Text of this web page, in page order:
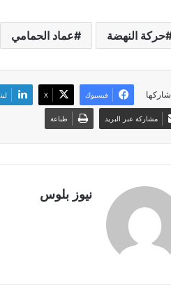
حركة النهضة عماد الحمامي
شاركها فيسبوك X
مشاركة عبر البريد طباعة
نيوز بلوس